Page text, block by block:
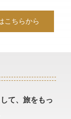
こちらから
て、旅をもっ